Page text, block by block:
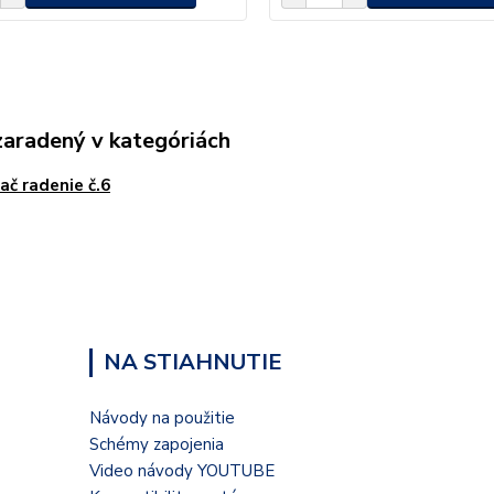
v kategóriách
radenie č.6
NA STIAHNUTIE
Návody na použitie
Schémy zapojenia
Video návody YOUTUBE